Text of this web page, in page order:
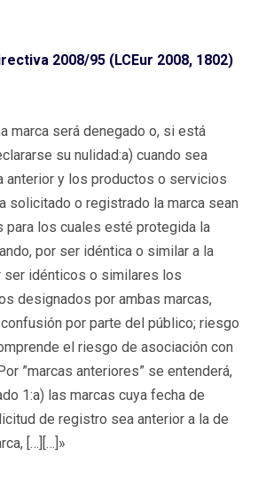
2008/95 (LCEur 2008, 1802)
marca será denegado o, si está
su nulidad:a) cuando sea
anterior y los productos o servicios
solicitado o registrado la marca sean
para los cuales esté protegida la
por ser idéntica o similar a la
ser idénticos o similares los
designados por ambas marcas,
por parte del público; riesgo
el riesgo de asociación con
”marcas anteriores” se entenderá,
1:a) las marcas cuya fecha de
de registro sea anterior a la de
[…][…]»